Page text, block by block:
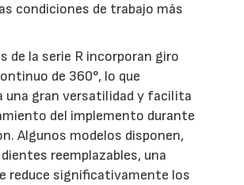
condiciones de trabajo más
de la serie R incorporan giro
de 360°, lo que
una gran versatilidad y facilita
del implemento durante
Algunos modelos disponen,
reemplazables, una
reduce significativamente los